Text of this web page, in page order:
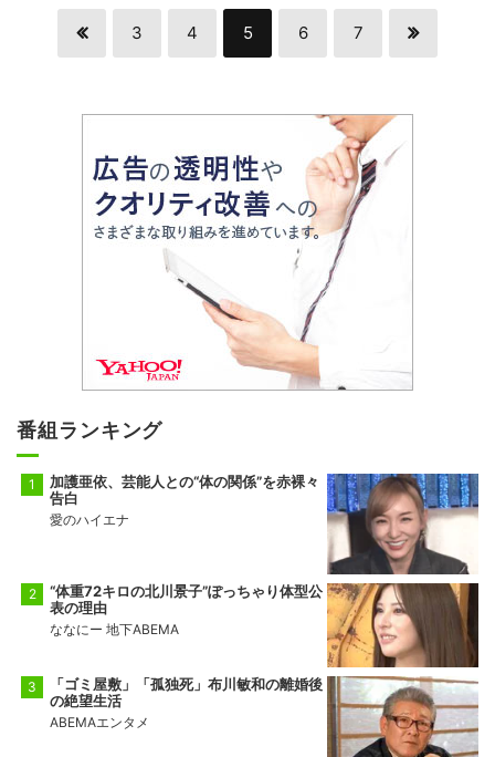
3 4 5 6 7
番組ランキング
加護亜依、芸能人との“体の関係”を赤裸々
告白
愛のハイエナ
“体重72キロの北川景子”ぽっちゃり体型公
表の理由
ななにー 地下ABEMA
「ゴミ屋敷」「孤独死」布川敏和の離婚後
の絶望生活
ABEMAエンタメ